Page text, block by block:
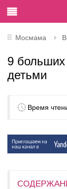
Мосмама
9
детьми
Время